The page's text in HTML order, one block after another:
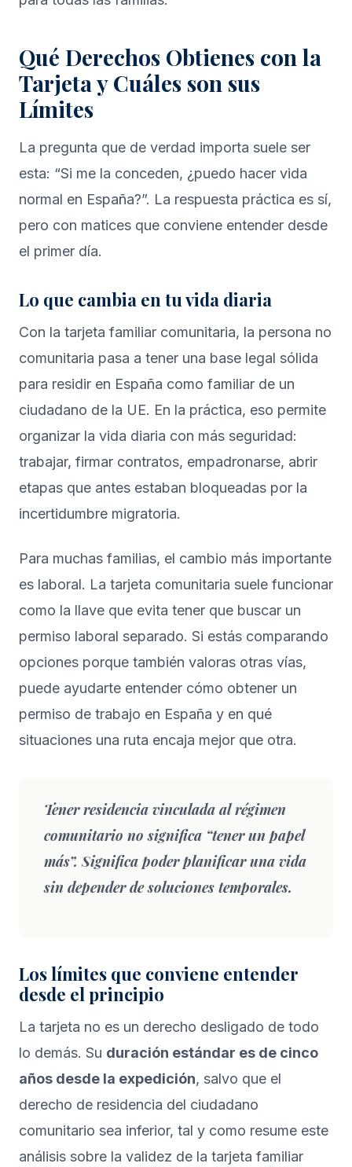
Qué Derechos Obtienes con la
Tarjeta y Cuáles son sus
Límites
La pregunta que de verdad importa suele ser
esta: “Si me la conceden, ¿puedo hacer vida
normal en España?”. La respuesta práctica es sí,
pero con matices que conviene entender desde
el primer día.
Lo que cambia en tu vida diaria
Con la tarjeta familiar comunitaria, la persona no
comunitaria pasa a tener una base legal sólida
para residir en España como familiar de un
ciudadano de la UE. En la práctica, eso permite
organizar la vida diaria con más seguridad:
trabajar, firmar contratos, empadronarse, abrir
etapas que antes estaban bloqueadas por la
incertidumbre migratoria.
Para muchas familias, el cambio más importante
es laboral. La tarjeta comunitaria suele funcionar
como la llave que evita tener que buscar un
permiso laboral separado. Si estás comparando
opciones porque también valoras otras vías,
puede ayudarte entender cómo obtener un
permiso de trabajo en España y en qué
situaciones una ruta encaja mejor que otra.
Tener residencia vinculada al régimen
comunitario no significa “tener un papel
más”. Significa poder planificar una vida
sin depender de soluciones temporales.
Los límites que conviene entender
desde el principio
La tarjeta no es un derecho desligado de todo
lo demás. Su duración estándar es de cinco
años desde la expedición, salvo que el
derecho de residencia del ciudadano
comunitario sea inferior, tal y como resume este
análisis sobre la validez de la tarjeta familiar